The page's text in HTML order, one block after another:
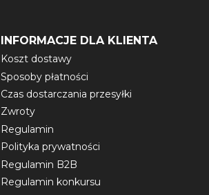
INFORMACJE DLA KLIENTA
Koszt dostawy
Sposoby płatności
Czas dostarczania przesyłki
Zwroty
Regulamin
Polityka prywatności
Regulamin B2B
Regulamin konkursu